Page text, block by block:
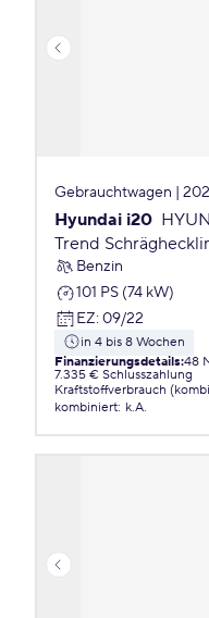
Gebrauchtwagen |
Hyundai i20
Trend
Benzin
101 PS (74 kW)
EZ: 09/22
in 4 bis 8 Wochen
Finanzierungsdetails:48
7.335 € Schlusszahlung
Kraftstoffverbrauch
kombiniert: k.A.